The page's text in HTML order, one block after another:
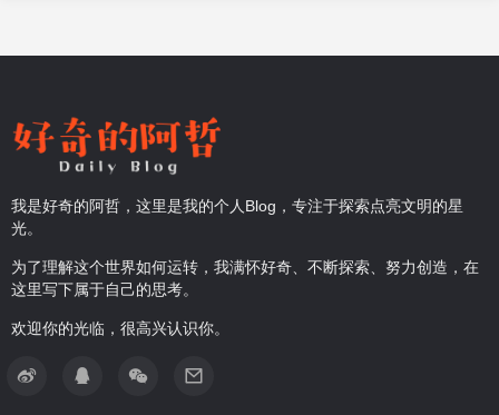
我是好奇的阿哲，这里是我的个人Blog，专注于探索点亮文明的星
光。
为了理解这个世界如何运转，我满怀好奇、不断探索、努力创造，在
这里写下属于自己的思考。
欢迎你的光临，很高兴认识你。